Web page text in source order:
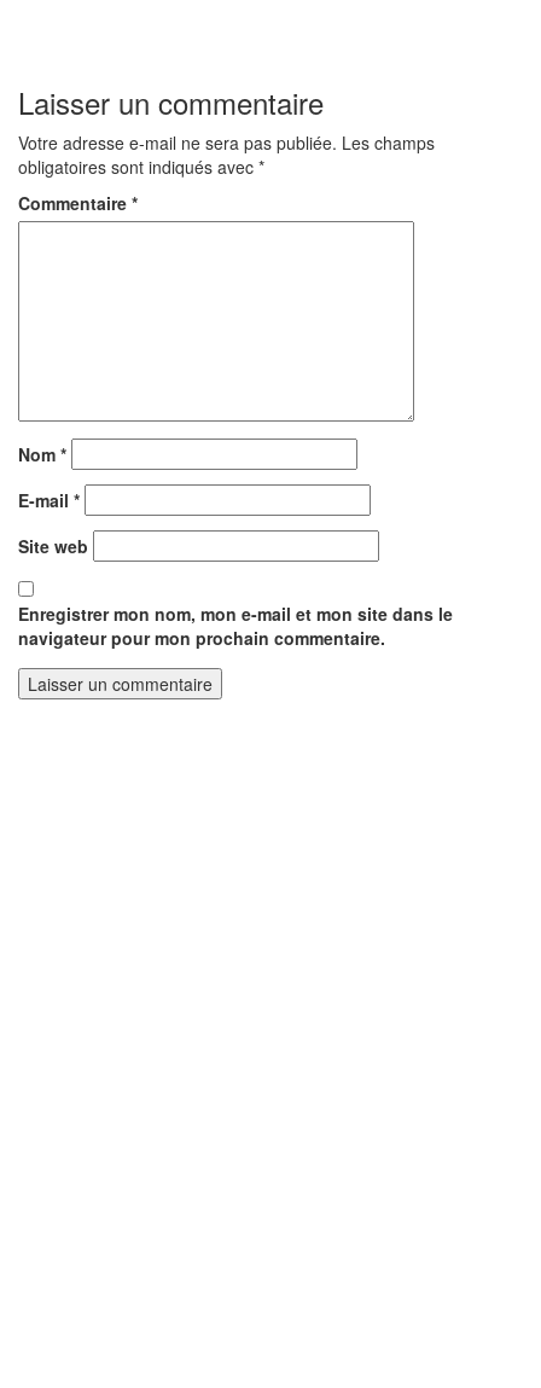
Laisser un commentaire
Votre adresse e-mail ne sera pas publiée. Les champs
obligatoires sont indiqués avec *
Commentaire *
Nom *
E-mail *
Site web
Enregistrer mon nom, mon e-mail et mon site dans le
navigateur pour mon prochain commentaire.